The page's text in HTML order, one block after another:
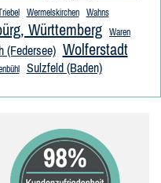
Wermelskirchen Wahns
Württemberg Waren
(Federsee) Wolferstadt
Sulzfeld (Baden)